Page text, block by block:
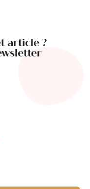
article ?